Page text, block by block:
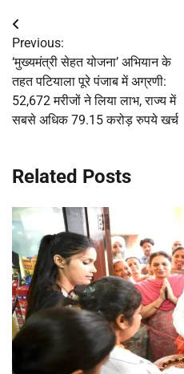
Post
navigation
Previous:
‘मुख्यमंत्री सेहत योजना’ अभियान के
तहत पटियाला पूरे पंजाब में अग्रणी:
52,672 मरीजों ने लिया लाभ, राज्य में
सबसे अधिक 79.15 करोड़ रुपये खर्च
Related Posts